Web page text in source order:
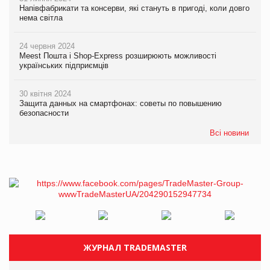
Напівфабрикати та консерви, які стануть в пригоді, коли довго
нема світла
24 червня 2024
Meest Пошта і Shop-Express розширюють можливості
українських підприємців
30 квітня 2024
Защита данных на смартфонах: советы по повышению
безопасности
Всі новини
ЖУРНАЛ TRADEMASTER